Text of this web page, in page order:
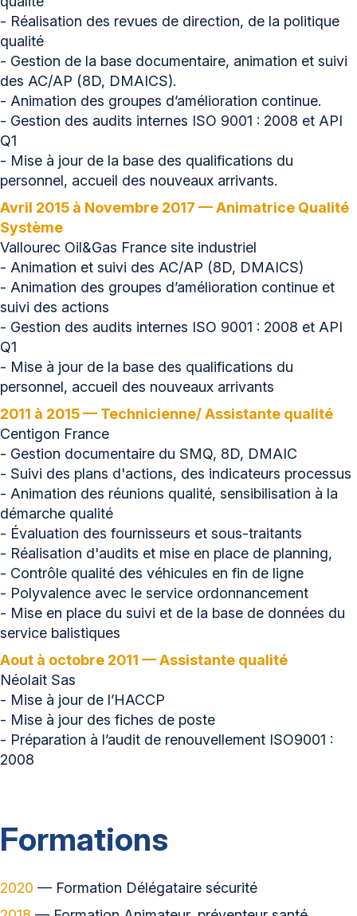
- Réalisation des revues de direction, de la politique
qualité
- Gestion de la base documentaire, animation et suivi
des AC/AP (8D, DMAICS).
- Animation des groupes d’amélioration continue.
- Gestion des audits internes ISO 9001 : 2008 et API
Q1
- Mise à jour de la base des qualifications du
personnel, accueil des nouveaux arrivants.
Avril 2015 à Novembre 2017 — Animatrice Qualité
Système
Vallourec Oil&Gas France site industriel
- Animation et suivi des AC/AP (8D, DMAICS)
- Animation des groupes d’amélioration continue et
suivi des actions
- Gestion des audits internes ISO 9001 : 2008 et API
Q1
- Mise à jour de la base des qualifications du
personnel, accueil des nouveaux arrivants
2011 à 2015 — Technicienne/ Assistante qualité
Centigon France
- Gestion documentaire du SMQ, 8D, DMAIC
- Suivi des plans d'actions, des indicateurs processus
- Animation des réunions qualité, sensibilisation à la
démarche qualité
- Évaluation des fournisseurs et sous-traitants
- Réalisation d'audits et mise en place de planning,
- Contrôle qualité des véhicules en fin de ligne
- Polyvalence avec le service ordonnancement
- Mise en place du suivi et de la base de données du
service balistiques
Aout à octobre 2011 — Assistante qualité
Néolait Sas
- Mise à jour de l’HACCP
- Mise à jour des fiches de poste
- Préparation à l’audit de renouvellement ISO9001 :
2008
Formations
2020 — Formation Délégataire sécurité